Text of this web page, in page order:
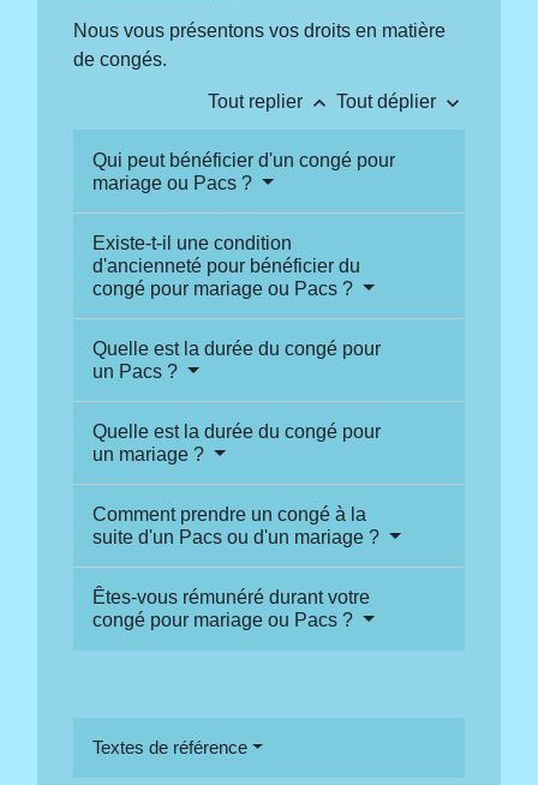
Nous vous présentons vos droits en matière
de congés.
Tout replier keyboard_arrow_up Tout déplier keyboard_arrow_down
Qui peut bénéficier d'un congé pour
mariage ou Pacs ?
Existe-t-il une condition
d'ancienneté pour bénéficier du
congé pour mariage ou Pacs ?
Quelle est la durée du congé pour
un Pacs ?
Quelle est la durée du congé pour
un mariage ?
Comment prendre un congé à la
suite d'un Pacs ou d'un mariage ?
Êtes-vous rémunéré durant votre
congé pour mariage ou Pacs ?
Textes de référence